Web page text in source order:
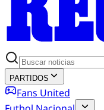
PARTIDOS
Fans United